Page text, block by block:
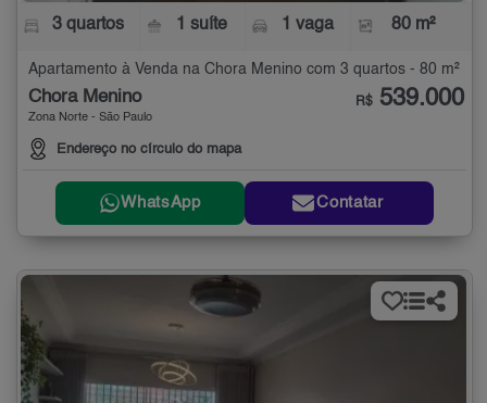
3 quartos 1 suíte 1 vaga 80 m²
Apartamento à Venda na Chora Menino com 3 quartos - 80 m²
Chora Menino
Zona Norte - São Paulo
Endereço no círculo do mapa
R$ 539.000
WhatsApp Contatar